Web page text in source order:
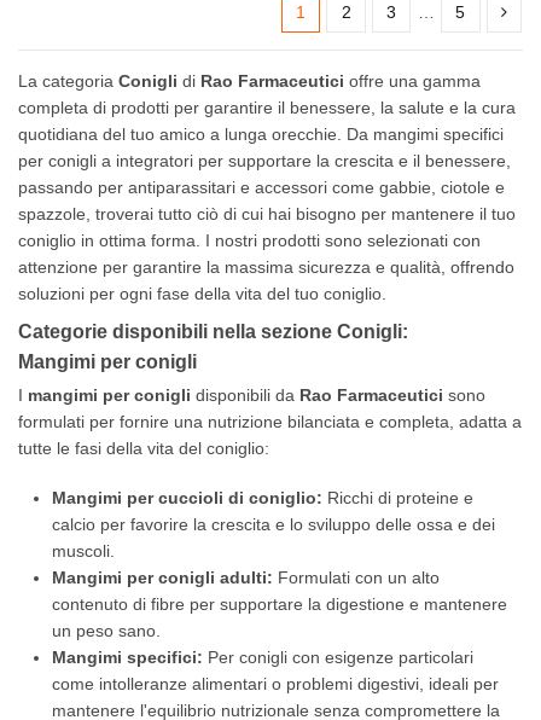
1 2 3 5
La categoria Conigli di Rao Farmaceutici offre una gamma
completa di prodotti per garantire il benessere, la salute e la cura
quotidiana del tuo amico a lunga orecchie. Da mangimi specifici
per conigli a integratori per supportare la crescita e il benessere,
passando per antiparassitari e accessori come gabbie, ciotole e
spazzole, troverai tutto ciò di cui hai bisogno per mantenere il tuo
coniglio in ottima forma. I nostri prodotti sono selezionati con
attenzione per garantire la massima sicurezza e qualità, offrendo
soluzioni per ogni fase della vita del tuo coniglio.
Categorie disponibili nella sezione Conigli:
Mangimi per conigli
I mangimi per conigli disponibili da Rao Farmaceutici sono
formulati per fornire una nutrizione bilanciata e completa, adatta a
tutte le fasi della vita del coniglio:
Mangimi per cuccioli di coniglio: Ricchi di proteine e
calcio per favorire la crescita e lo sviluppo delle ossa e dei
muscoli.
Mangimi per conigli adulti: Formulati con un alto
contenuto di fibre per supportare la digestione e mantenere
un peso sano.
Mangimi specifici: Per conigli con esigenze particolari
come intolleranze alimentari o problemi digestivi, ideali per
mantenere l'equilibrio nutrizionale senza compromettere la